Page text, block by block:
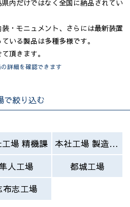
内だけではなく全国に納品されてい
・モニュメント、さらには最新装置
いる製品は多種多様です。
頂きます。
詳細を確認できます
で絞り込む
場 精機課
本社工場 製造部 四係
隼人工場
都城工場
布志工場